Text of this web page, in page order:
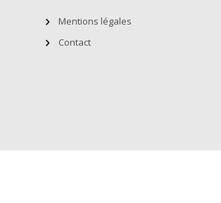
Mentions légales
Contact